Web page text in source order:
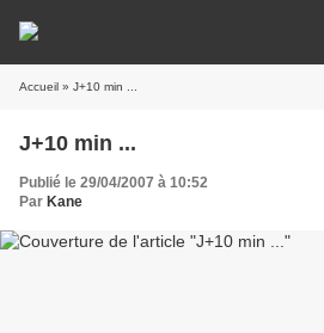
Accueil » J+10 min ...
J+10 min ...
Publié le 29/04/2007 à 10:52
Par Kane